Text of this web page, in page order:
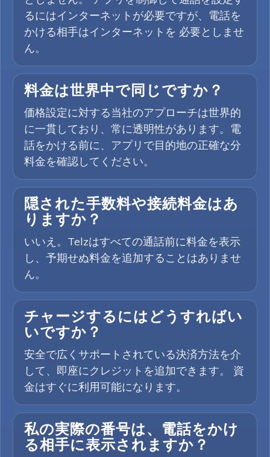
るにはインターネットが必要ですが、電話を
かける相手はインターネットを 必要としませ
ん。
料金は世界中で同じですか？
価格設定に対する当社のアプローチは世界的
に一貫しており、常に透明性があります。電
話をかける前に、アプリで目的地の正確な分
料金を確認してください。
隠された手数料や接続料金はあ
りますか？
いいえ。Telzはすべての通話前に料金を表示
し、予期せぬ料金を追加することはありませ
ん。
チャージするにはどうすればい
いですか？
安全で広くサポートされている決済方法を介
して、即座にクレジットを追加できます。 資
金はすぐに利用可能になります。
私の実際の番号は、電話をかけ
る相手に表示されますか？